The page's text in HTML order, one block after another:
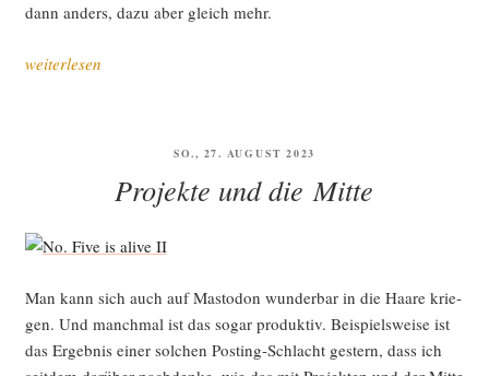
dann anders, dazu aber gleich mehr.
„Der
Linux Mint“
weiterlesen
VERÖFFENTLICHT
SO., 27. AUGUST 2023
Projekte und die Mitte
Man kann sich auch auf Mast­o­don wun­der­bar in die Haa­re krie­
gen. Und manch­mal ist das sogar pro­duk­tiv. Bei­spiels­wei­se ist
das Ergeb­nis einer sol­chen Pos­ting-Schlacht ges­tern, dass ich